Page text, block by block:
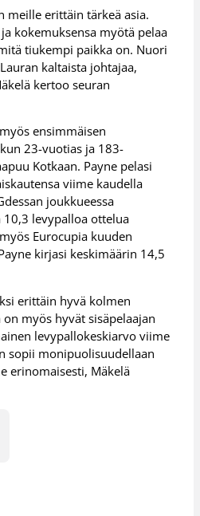
meille erittäin tärkeä asia.
kokemuksensa myötä pelaa
tiukempi paikka on. Nuori
kaltaista johtajaa,
kertoo seuran
ensimmäisen
23-vuotias ja 183-
Kotkaan. Payne pelasi
viime kaudella
joukkueessa
levypalloa ottelua
Eurocupia kuuden
kirjasi keskimäärin 14,5
erittäin hyvä kolmen
myös hyvät sisäpelaajan
levypallokeskiarvo viime
sopii monipuolisuudellaan
erinomaisesti, Mäkelä